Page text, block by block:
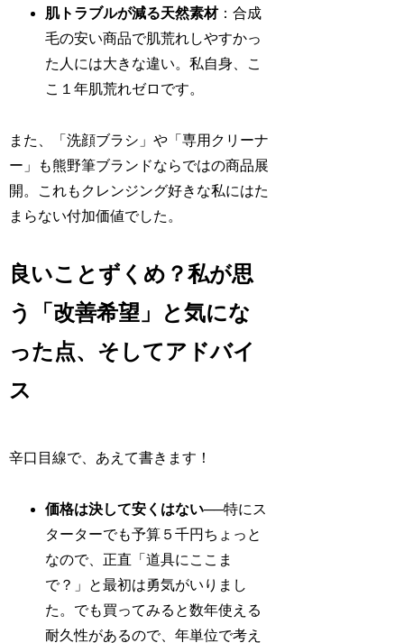
肌トラブルが減る天然素材：合成
毛の安い商品で肌荒れしやすかっ
た人には大きな違い。私自身、こ
こ１年肌荒れゼロです。
また、「洗顔ブラシ」や「専用クリーナ
ー」も熊野筆ブランドならではの商品展
開。これもクレンジング好きな私にはた
まらない付加価値でした。
良いことずくめ？私が思
う「改善希望」と気にな
った点、そしてアドバイ
ス
辛口目線で、あえて書きます！
価格は決して安くはない──特にス
ターターでも予算５千円ちょっと
なので、正直「道具にここま
で？」と最初は勇気がいりまし
た。でも買ってみると数年使える
耐久性があるので、年単位で考え